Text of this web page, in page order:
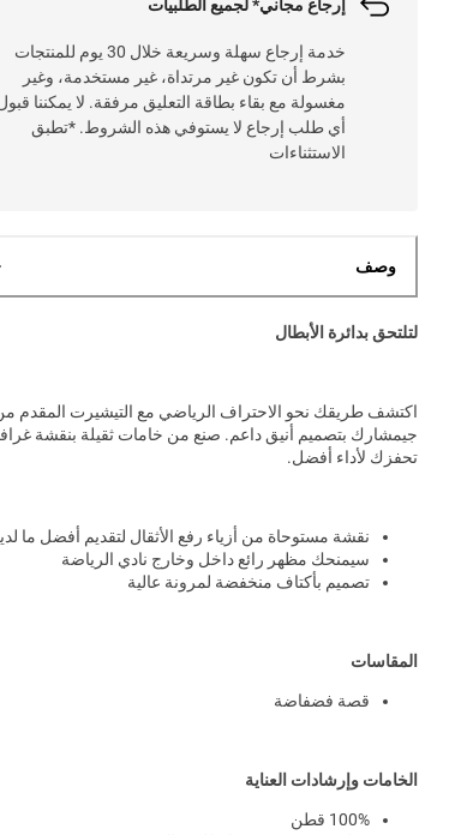
إرجاع مجاني* لجميع الطلبيات
خدمة إرجاع سهلة وسريعة خلال 30 يوم للمنتجات
بشرط أن تكون غير مرتداة، غير مستخدمة، وغير
مغسولة مع بقاء بطاقة التعليق مرفقة. لا يمكننا
أي طلب إرجاع لا يستوفي هذه الشروط. *تطبق
الاستثناءات
وصف
لتلتحق بدائرة الأبطال
اكتشف طريقك نحو الاحتراف الرياضي مع التيشيرت المقدم
جيمشارك بتصميم أنيق داعم. صنع من خامات ثقيلة بنقشة
تحفزك لأداء أفضل.
نقشة مستوحاة من أزياء رفع الأثقال لتقديم أفضل ما
سيمنحك مظهر رائع داخل وخارج نادي الرياضة
تصميم بأكتاف منخفضة لمرونة عالية
المقاسات
قصة فضفاضة
الخامات وإرشادات العناية
100% قطن